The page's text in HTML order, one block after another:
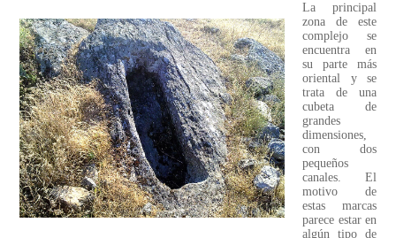
La principal
zona de este
complejo se
encuentra en
su parte más
oriental y se
trata de una
cubeta de
grandes
dimensiones,
con dos
pequeños
canales. El
motivo de
estas marcas
parece estar en
algún tipo de